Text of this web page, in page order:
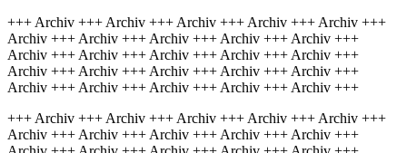
+++ Archiv +++ Archiv +++ Archiv +++ Archiv +++ Archiv +++
Archiv +++ Archiv +++ Archiv +++ Archiv +++ Archiv +++
Archiv +++ Archiv +++ Archiv +++ Archiv +++ Archiv +++
Archiv +++ Archiv +++ Archiv +++ Archiv +++ Archiv +++
Archiv +++ Archiv +++ Archiv +++ Archiv +++ Archiv +++
+++ Archiv +++ Archiv +++ Archiv +++ Archiv +++ Archiv +++
Archiv +++ Archiv +++ Archiv +++ Archiv +++ Archiv +++